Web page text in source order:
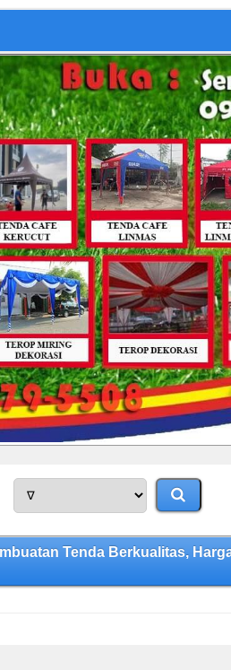
Tenda Berkualitas,